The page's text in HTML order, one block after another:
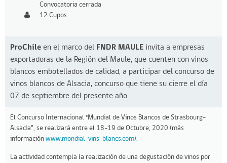
Convocatoria cerrada
12 Cupos
ProChile en el marco del FNDR MAULE invita a empresas
exportadoras de la Región del Maule, que cuenten con vinos
blancos embotellados de calidad, a participar del concurso de
vinos blancos de Alsacia, concurso que tiene su cierre el día
07 de septiembre del presente año.
El Concurso Internacional "Mundial de Vinos Blancos de Strasbourg-
Alsacia”, se realizará entre el 18-19 de Octubre, 2020 (más
información www.mondial-vins-blancs.com).
La actividad contempla la realización de una degustación de vinos por